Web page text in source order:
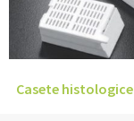
Casete histologice